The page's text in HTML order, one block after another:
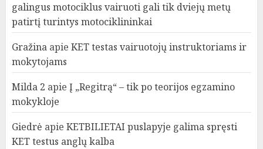
galingus motociklus vairuoti gali tik dviejų metų
patirtį turintys motociklininkai
Gražina apie KET testas vairuotojų instruktoriams ir
mokytojams
Milda 2 apie Į „Regitrą“ – tik po teorijos egzamino
mokykloje
Giedrė apie KETBILIETAI puslapyje galima spręsti
KET testus anglų kalba